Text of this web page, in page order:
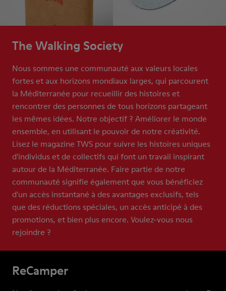
The Walking Society
Nous sommes une communauté aux valeurs locales
fortes et aux horizons mondiaux larges, qui parcourent
la Méditerranée pour recueillir des histoires et
rencontrer des personnes de tous horizons partageant
les mêmes idées. Notre objectif ? Améliorer le monde
ensemble, en utilisant le pouvoir de notre créativité.
Lisez le magazine TWS pour suivre les histoires uniques
d'individus et de collectifs qui font un travail inspirant
autour de la Méditerranée. Faire partie de notre
communauté signifie également que vous bénéficiez
d'un accès instantané à des avantages exclusifs, tels
que des réductions spéciales, un accès anticipé à des
promotions, et bien plus encore. Voulez-vous nous
rejoindre ?
ReCamper